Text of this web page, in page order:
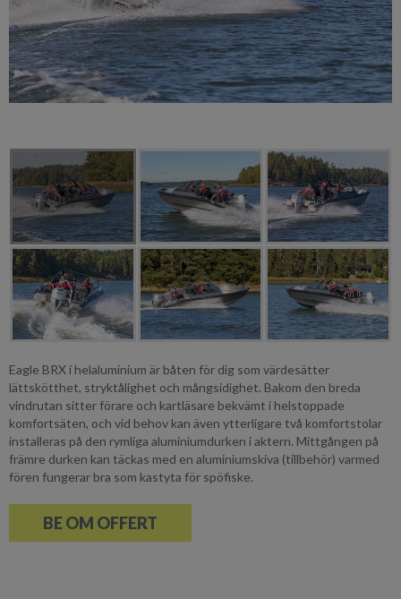
Eagle BRX i helaluminium är båten för dig som värdesätter
lättskötthet, stryktålighet och mångsidighet. Bakom den breda
vindrutan sitter förare och kartläsare bekvämt i helstoppade
komfortsäten, och vid behov kan även ytterligare två komfortstolar
installeras på den rymliga aluminiumdurken i aktern. Mittgången på
främre durken kan täckas med en aluminiumskiva (tillbehör) varmed
fören fungerar bra som kastyta för spöfiske.
BE OM OFFERT